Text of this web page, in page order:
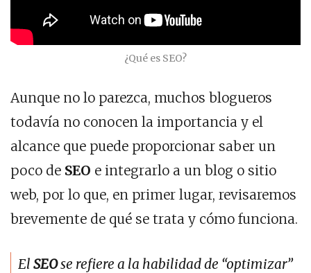
¿Qué es SEO?
Aunque no lo parezca, muchos blogueros
todavía no conocen la importancia y el
alcance que puede proporcionar saber un
poco de SEO e integrarlo a un blog o sitio
web, por lo que, en primer lugar, revisaremos
brevemente de qué se trata y cómo funciona.
El SEOse refiere a la habilidad de “optimizar”